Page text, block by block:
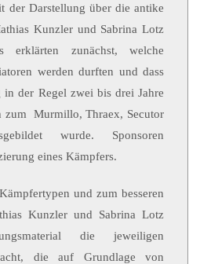
der Darstellung über die antike
Kunzler und Sabrina Lotz
erklärten zunächst, welche
werden durften und dass
der Regel zwei bis drei Jahre
zum Murmillo, Thraex, Secutor
wurde. Sponsoren
eines Kämpfers.
und zum besseren
Kunzler und Sabrina Lotz
die jeweiligen
die auf Grundlage von